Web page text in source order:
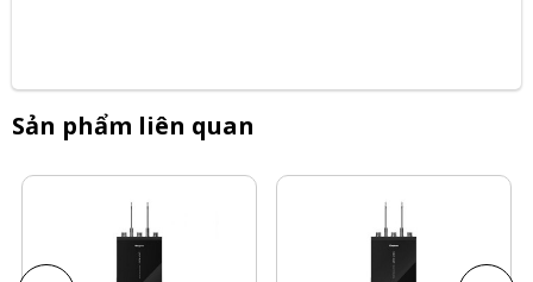
Sản phẩm liên quan